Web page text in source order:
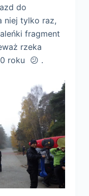
do
niej tylko raz,
fragment
rzeka
roku 😕 .